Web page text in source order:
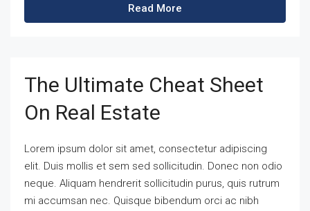
Read More
The Ultimate Cheat Sheet
On Real Estate
Lorem ipsum dolor sit amet, consectetur adipiscing
elit. Duis mollis et sem sed sollicitudin. Donec non odio
neque. Aliquam hendrerit sollicitudin purus, quis rutrum
mi accumsan nec. Quisque bibendum orci ac nibh